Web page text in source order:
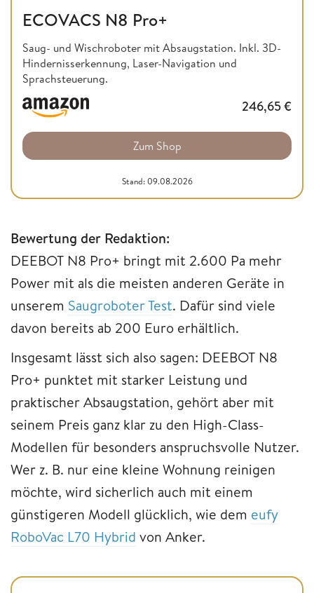
ECOVACS N8 Pro+
Saug- und Wischroboter mit Absaugstation. Inkl. 3D-
Hindernisserkennung, Laser-Navigation und
Sprachsteuerung.
246,65€
Zum Shop
Stand: 09.08.2026
Bewertung der Redaktion:
DEEBOT N8 Pro+ bringt mit 2.600 Pa mehr
Power mit als die meisten anderen Geräte in
unserem Saugroboter Test. Dafür sind viele
davon bereits ab 200 Euro erhältlich.
Insgesamt lässt sich also sagen: DEEBOT N8
Pro+ punktet mit starker Leistung und
praktischer Absaugstation, gehört aber mit
seinem Preis ganz klar zu den High-Class-
Modellen für besonders anspruchsvolle Nutzer.
Wer z. B. nur eine kleine Wohnung reinigen
möchte, wird sicherlich auch mit einem
günstigeren Modell glücklich, wie dem eufy
RoboVac L70 Hybrid von Anker.